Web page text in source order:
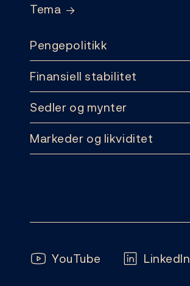
Tema
Pengepolitikk
Finansiell stabilitet
Sedler og mynter
Markeder og likviditet
Følg oss:
YouTube LinkedIn